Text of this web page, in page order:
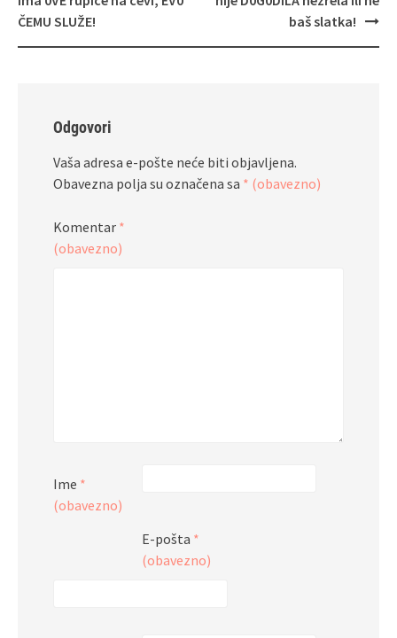
ČEMU SLUŽE!
baš slatka!
Odgovori
Vaša adresa e-pošte neće biti objavljena.
Obavezna polja su označena sa * (obavezno)
Komentar *
(obavezno)
Ime *
(obavezno)
E-pošta *
(obavezno)